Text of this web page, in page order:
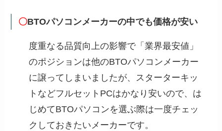
〇BTOパソコンメーカーの中でも価格が安い
度重なる品質向上の影響で「業界最安値」
のポジションは他のBTOパソコンメーカー
に譲ってしまいましたが、スターターキッ
トなどフルセットPCはかなり安いので、は
じめてBTOパソコンを選ぶ際は一度チェッ
クしておきたいメーカーです。